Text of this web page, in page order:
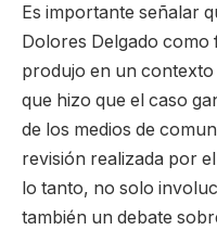
Es importante señalar
Dolores Delgado como
produjo en un
que hizo que el caso
de los medios de
revisión realizada por
lo tanto, no solo
también un debate